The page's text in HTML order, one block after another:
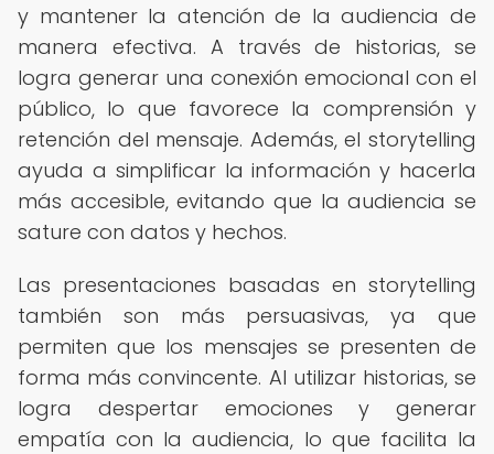
y mantener la atención de la audiencia de
manera efectiva. A través de historias, se
logra generar una conexión emocional con el
público, lo que favorece la comprensión y
retención del mensaje. Además, el storytelling
ayuda a simplificar la información y hacerla
más accesible, evitando que la audiencia se
sature con datos y hechos.
Las presentaciones basadas en storytelling
también son más persuasivas, ya que
permiten que los mensajes se presenten de
forma más convincente. Al utilizar historias, se
logra despertar emociones y generar
empatía con la audiencia, lo que facilita la